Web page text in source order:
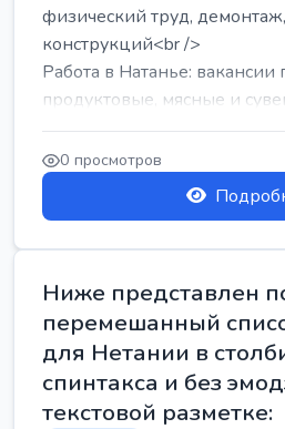
физический труд,
конструкций<br />
Работа в Натанье: вакансии
продуктовые, мясные и
Разнорабочий на сборку м...
0 просмотров
Ниже представлен
перемешанный
для Нетании в
спинтакса и без
текстовой разметке: